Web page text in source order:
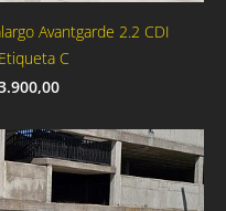
Avantgarde 2.2 CDI
C